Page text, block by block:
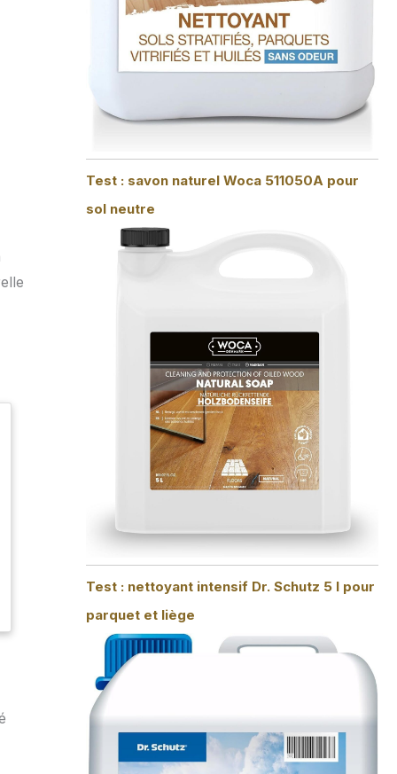
Test : savon naturel Woca 511050A pour
sol neutre
Test : nettoyant intensif Dr. Schutz 5 l pour
parquet et liège